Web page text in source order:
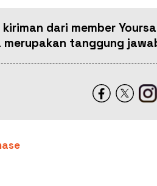
dari member
tanggung